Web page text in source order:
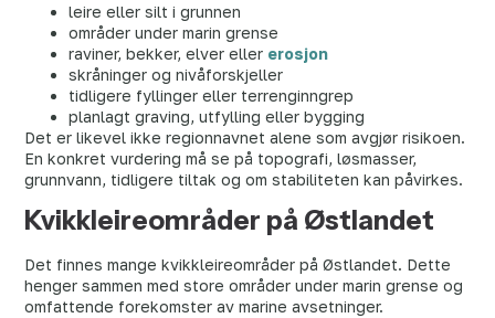
leire eller silt i grunnen
områder under marin grense
raviner, bekker, elver eller erosjon
skråninger og nivåforskjeller
tidligere fyllinger eller terrenginngrep
planlagt graving, utfylling eller bygging
Det er likevel ikke regionnavnet alene som avgjør risikoen.
En konkret vurdering må se på topografi, løsmasser,
grunnvann, tidligere tiltak og om stabiliteten kan påvirkes.
Kvikkleireområder på Østlandet
Det finnes mange kvikkleireområder på Østlandet. Dette
henger sammen med store områder under marin grense og
omfattende forekomster av marine avsetninger.